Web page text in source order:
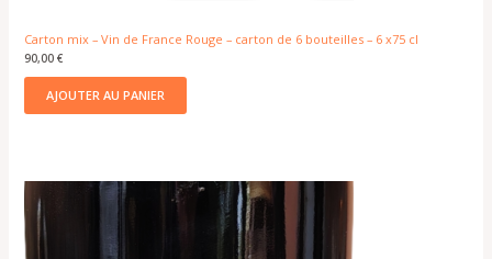
Carton mix – Vin de France Rouge – carton de 6 bouteilles – 6 x75 cl
90,00€
AJOUTER AU PANIER